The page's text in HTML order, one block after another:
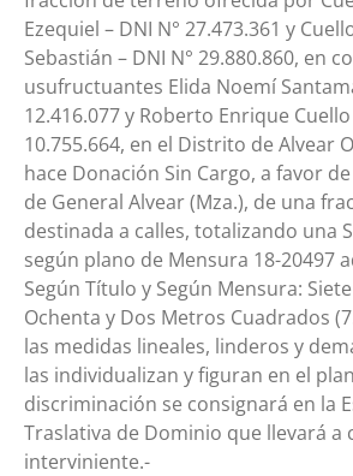
Ezequiel – DNI N° 27.473.361 y
Sebastián – DNI N° 29.880.860, en
usufructuantes Elida Noemí
12.416.077 y Roberto Enrique Cuello
10.755.664, en el Distrito de Alvear
hace Donación Sin Cargo, a favor
de General Alvear (Mza.), de una
destinada a calles, totalizando una
según plano de Mensura 18-20497
Según Título y Según Mensura:
Ochenta y Dos Metros Cuadrados
las medidas lineales, linderos y
las individualizan y figuran en el
discriminación se consignará en la
Traslativa de Dominio que llevará a
interviniente.-